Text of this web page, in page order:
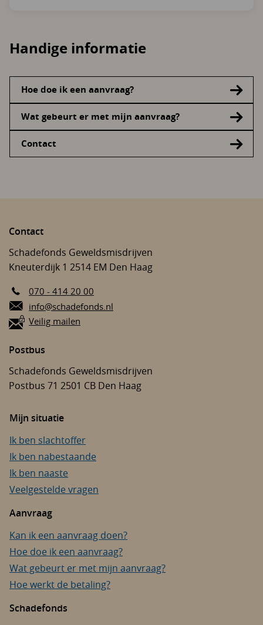
Handige informatie
Hoe doe ik een aanvraag?
Wat gebeurt er met mijn aanvraag?
Contact
Contact
Schadefonds Geweldsmisdrijven
Kneuterdijk 1 2514 EM Den Haag
070 - 414 20 00
E-mail:
info@schadefonds.nl
Veilig mailen
Postbus
Schadefonds Geweldsmisdrijven
Postbus 71 2501 CB Den Haag
Mijn situatie
Ik ben slachtoffer
Ik ben nabestaande
Ik ben naaste
Veelgestelde vragen
Aanvraag
Kan ik een aanvraag doen?
Hoe doe ik een aanvraag?
Wat gebeurt er met mijn aanvraag?
Hoe werkt de betaling?
Schadefonds